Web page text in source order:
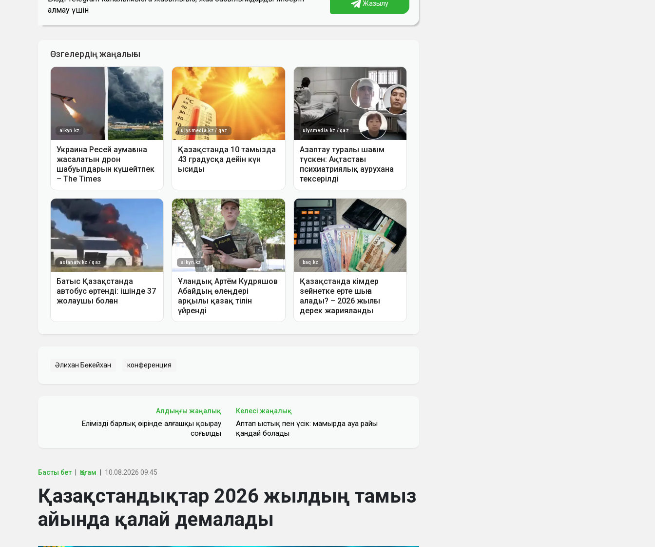
алмау үшін
Жазылу
Әлихан Бөкейхан конференция
Алдыңғы жаңалық
Еліміздің барлық өңірінде алғашқы қоңырау
соғылды
Келесі жаңалық
Аптап ыстық пен үсік: мамырда ауа райы
қандай болады
Басты бет Қоғам 10.08.2026 09:45
Қазақстандықтар 2026 жылдың тамыз
айында қалай демалады